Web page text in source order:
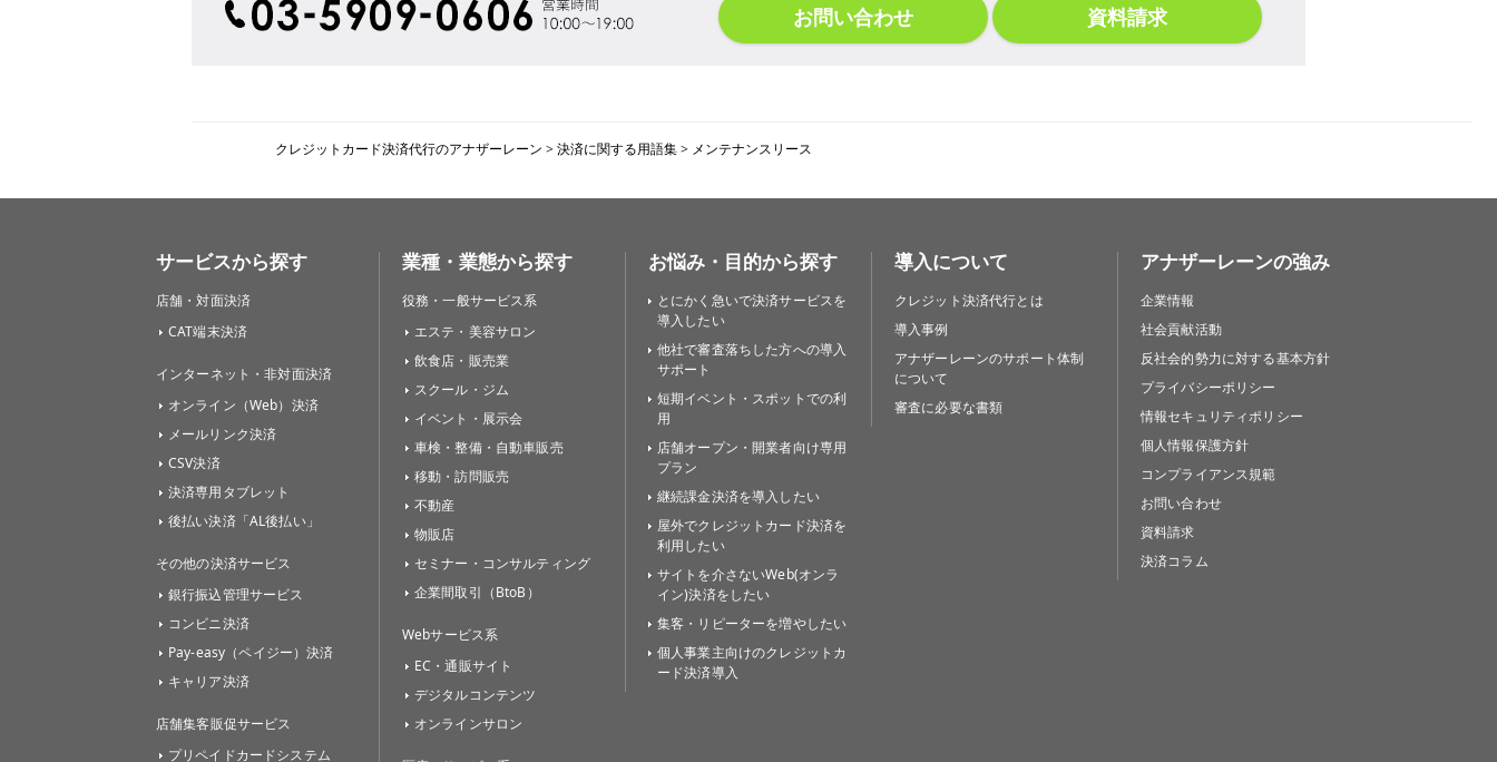
お問い合わせ 資料請求
クレジットカード決済代行のアナザーレーン >決済に関する用語集> メンテナンスリース
サービスから探す
店舗・対面決済
CAT端末決済
インターネット・非対面決済
オンライン（Web）決済
メールリンク決済
CSV決済
決済専用タブレット
後払い決済「AL後払い」
その他の決済サービス
銀行振込管理サービス
コンビニ決済
Pay-easy（ペイジー）決済
キャリア決済
店舗集客販促サービス
プリペイドカードシステム
業種・業態から探す
役務・一般サービス系
エステ・美容サロン
飲食店・販売業
スクール・ジム
イベント・展示会
車検・整備・自動車販売
移動・訪問販売
不動産
物販店
セミナー・コンサルティング
企業間取引（BtoB）
Webサービス系
EC・通販サイト
デジタルコンテンツ
オンラインサロン
お悩み・目的から探す
とにかく急いで決済サービスを
導入したい
他社で審査落ちした方への導入
サポート
短期イベント・スポットでの利
用
店舗オープン・開業者向け専用
プラン
継続課金決済を導入したい
屋外でクレジットカード決済を
利用したい
サイトを介さないWeb(オンラ
イン)決済をしたい
集客・リピーターを増やしたい
個人事業主向けのクレジットカ
ード決済導入
導入について
クレジット決済代行とは
導入事例
アナザーレーンのサポート体制
について
審査に必要な書類
アナザーレーンの強み
企業情報
社会貢献活動
反社会的勢力に対する基本方針
プライバシーポリシー
情報セキュリティポリシー
個人情報保護方針
コンプライアンス規範
お問い合わせ
資料請求
決済コラム